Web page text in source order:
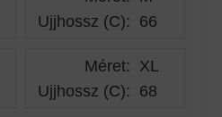
Ujjhossz (C): 66
Méret: XL
Ujjhossz (C): 68